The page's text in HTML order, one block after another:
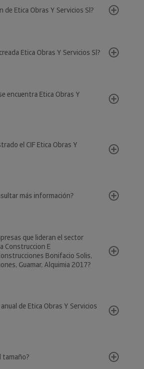
de Etica Obras Y Servicios Sl?
Etica Obras Y Servicios Sl?
encuentra Etica Obras Y
el CIF Etica Obras Y
más información?
que lideran el sector
Construccion E
Bonifacio Solis,
Guamar, Alquimia 2017?
de Etica Obras Y Servicios
tamaño?